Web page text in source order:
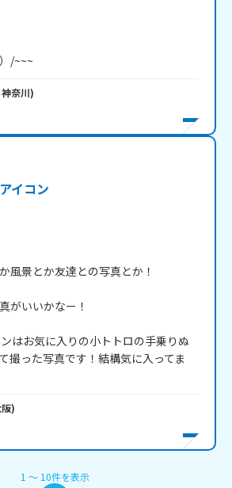
/~~~
神奈川)
イコン
風景とか友達との写真とか！
がいいかなー！
はお気に入りの小トトロの手乗りぬ
撮った写真です！結構気に入ってま
)
1 〜 10件を表示